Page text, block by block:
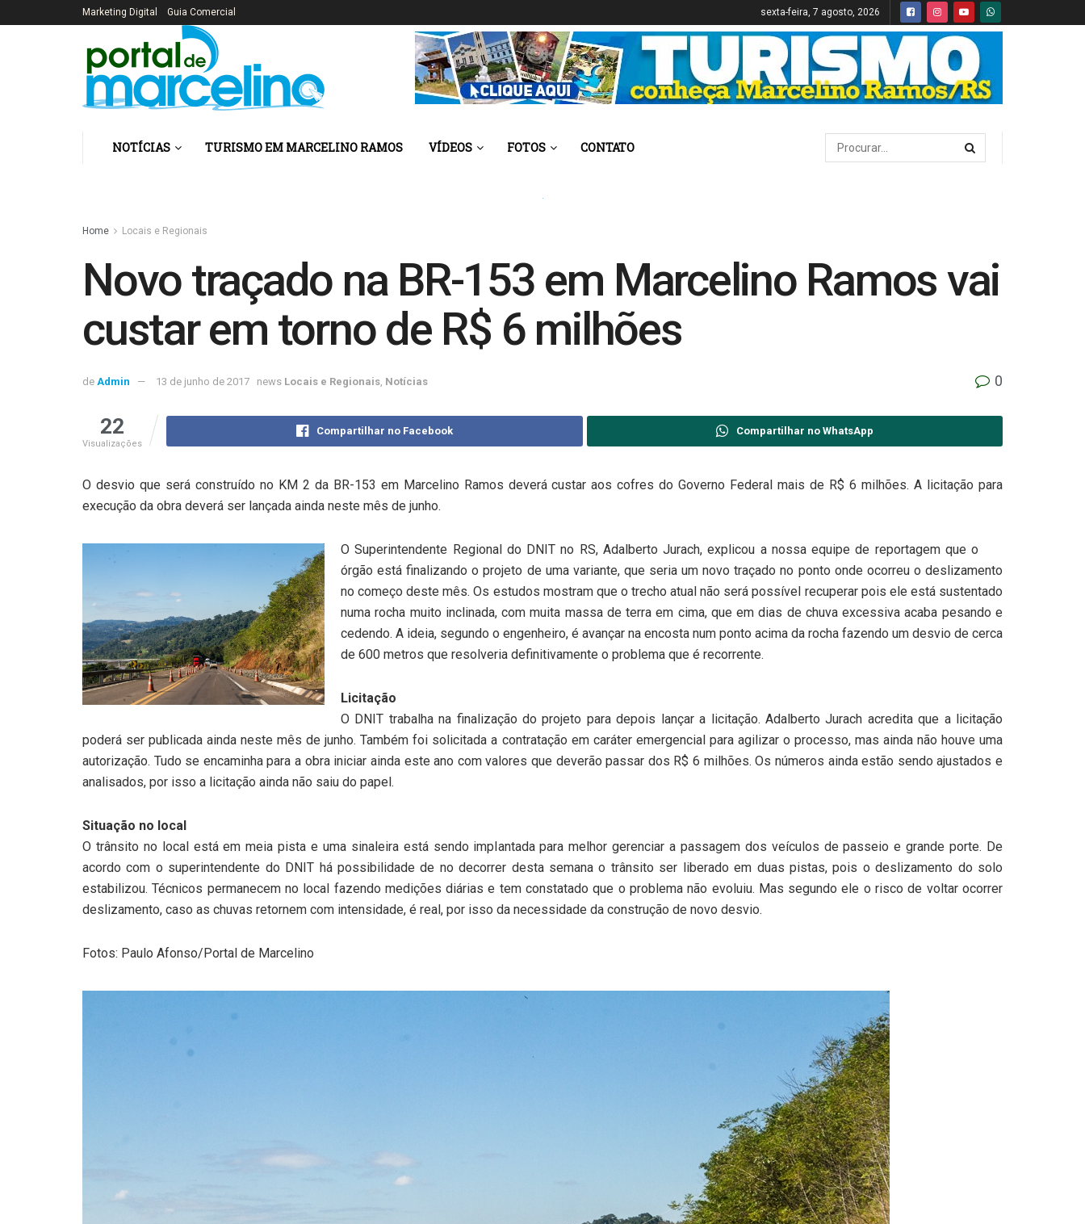
Marketing Digital Guia Comercial sexta-feira, 7 agosto, 2026
NOTÍCIAS TURISMO EM MARCELINO RAMOS VÍDEOS FOTOS CONTATO
Home Locais e Regionais
Novo traçado na BR-153 em Marcelino Ramos vai
custar em torno de R$ 6 milhões
de Admin 13 de junho de 2017 news Locais e Regionais, Notícias 0
22
Visualizações
Compartilhar no Facebook Compartilhar no WhatsApp
O desvio que será construído no KM 2 da BR-153 em Marcelino Ramos deverá custar aos cofres do Governo Federal mais de R$ 6 milhões. A licitação para
execução da obra deverá ser lançada ainda neste mês de junho.
O Superintendente Regional do DNIT no RS, Adalberto Jurach, explicou a nossa equipe de reportagem que o
órgão está finalizando o projeto de uma variante, que seria um novo traçado no ponto onde ocorreu o deslizamento
no começo deste mês. Os estudos mostram que o trecho atual não será possível recuperar pois ele está sustentado
numa rocha muito inclinada, com muita massa de terra em cima, que em dias de chuva excessiva acaba pesando e
cedendo. A ideia, segundo o engenheiro, é avançar na encosta num ponto acima da rocha fazendo um desvio de cerca
de 600 metros que resolveria definitivamente o problema que é recorrente.
Licitação
O DNIT trabalha na finalização do projeto para depois lançar a licitação. Adalberto Jurach acredita que a licitação
poderá ser publicada ainda neste mês de junho. Também foi solicitada a contratação em caráter emergencial para agilizar o processo, mas ainda não houve uma
autorização. Tudo se encaminha para a obra iniciar ainda este ano com valores que deverão passar dos R$ 6 milhões. Os números ainda estão sendo ajustados e
analisados, por isso a licitação ainda não saiu do papel.
Situação no local
O trânsito no local está em meia pista e uma sinaleira está sendo implantada para melhor gerenciar a passagem dos veículos de passeio e grande porte. De
acordo com o superintendente do DNIT há possibilidade de no decorrer desta semana o trânsito ser liberado em duas pistas, pois o deslizamento do solo
estabilizou. Técnicos permanecem no local fazendo medições diárias e tem constatado que o problema não evoluiu. Mas segundo ele o risco de voltar ocorrer
deslizamento, caso as chuvas retornem com intensidade, é real, por isso da necessidade da construção de novo desvio.
Fotos: Paulo Afonso/Portal de Marcelino